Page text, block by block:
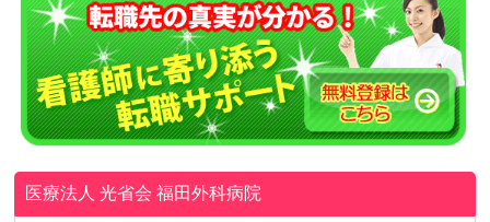
医療法人 光省会福田外科病院